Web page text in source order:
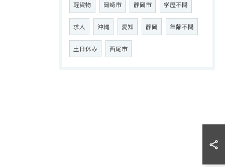
軽貨物 岡崎市 静岡市 学歴不問
求人 沖縄 愛知 静岡 年齢不問
土日休み 西尾市